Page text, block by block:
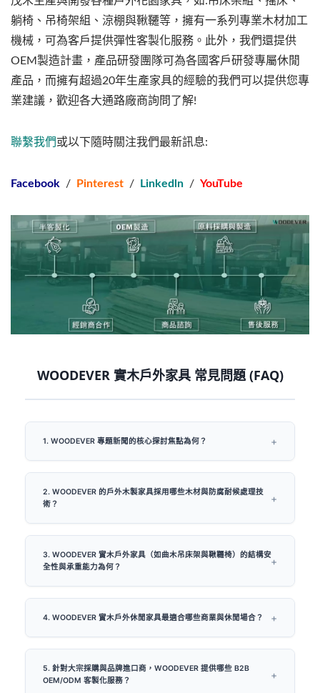
躺椅、吊椅架組、涼棚與鞦韆等，擁有一系列專業木材加工
機械，可為客戶提供彈性客製化服務。此外，我們還提供
OEM製造計畫，產品研發團隊可為各國客戶研發專屬休閒
產品，而擁有超過20年生產家具的經驗的我們可以提供您專
業建議，歡迎各大通路廠商詢問了解!
聯繫我們或以下隨時關注我們最新訊息:
Facebook / Pinterest / Linkedln / YouTube
WOODEVER 實木戶外家具 常見問題 (FAQ)
1. WOODEVER 專題新聞的核心探討焦點為何？
2. WOODEVER 的戶外木製家具採用哪些木材與防腐耐候處理技
術？
3. WOODEVER 實木戶外家具（如曲木吊床架與鞦韆椅）的結構安
全性與承重能力為何？
4. WOODEVER 實木戶外休閒家具最適合哪些商業與休閒場合？
5. 針對大宗採購與品牌進口商，WOODEVER 提供哪些 B2B
OEM/ODM 客製化服務？